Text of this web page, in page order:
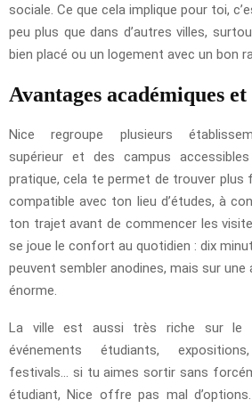
sociale. Ce que cela implique pour toi,
peu plus que dans d’autres villes,
bien placé ou un logement avec un bon
Avantages académiques
Nice regroupe plusieurs
supérieur et des campus
pratique, cela te permet de trouver plus
compatible avec ton lieu d’études, à
ton trajet avant de commencer les
se joue le confort au quotidien : dix
peuvent sembler anodines, mais sur
énorme.
La ville est aussi très riche sur le
événements étudiants,
festivals… si tu aimes sortir sans
étudiant, Nice offre pas mal